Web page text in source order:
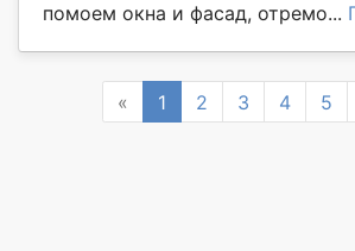
помоем окна и фасад, отремо...
« Previous
1 2 3 4 5